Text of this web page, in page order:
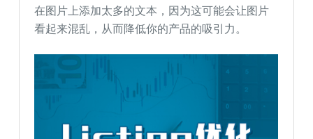
在图片上添加太多的文本，因为这可能会让图片
看起来混乱，从而降低你的产品的吸引力。